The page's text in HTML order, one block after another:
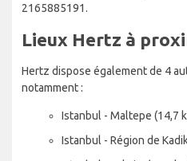
2165885191.
Lieux Hertz à
Hertz dispose également de 4
notamment :
Istanbul - Maltepe (14,7
Istanbul - Région de